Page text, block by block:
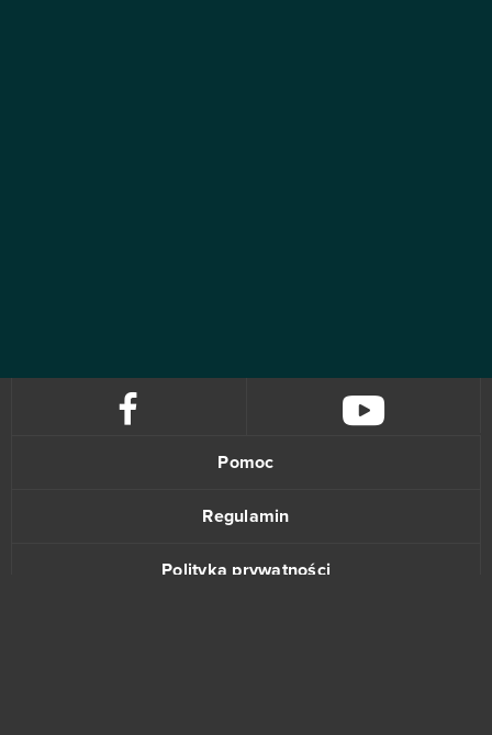
Pomoc
Regulamin
Polityka prywatności